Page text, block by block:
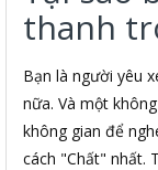
thanh
Bạn là người yêu
nữa. Và một
không gian để
cách "Chất" nhất.